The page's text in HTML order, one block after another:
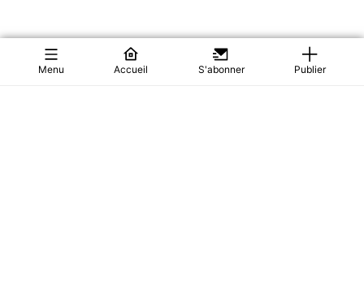
Menu Accueil S'abonner Publier